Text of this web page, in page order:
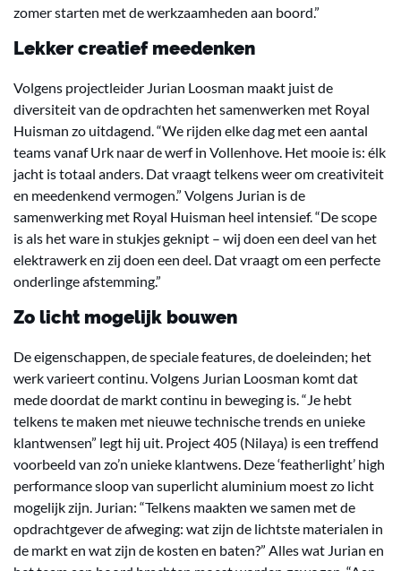
zomer starten met de werkzaamheden aan boord.”
Lekker creatief meedenken
Volgens projectleider Jurian Loosman maakt juist de
diversiteit van de opdrachten het samenwerken met Royal
Huisman zo uitdagend. “We rijden elke dag met een aantal
teams vanaf Urk naar de werf in Vollenhove. Het mooie is: élk
jacht is totaal anders. Dat vraagt telkens weer om creativiteit
en meedenkend vermogen.” Volgens Jurian is de
samenwerking met Royal Huisman heel intensief. “De scope
is als het ware in stukjes geknipt – wij doen een deel van het
elektrawerk en zij doen een deel. Dat vraagt om een perfecte
onderlinge afstemming.”
Zo licht mogelijk bouwen
De eigenschappen, de speciale features, de doeleinden; het
werk varieert continu. Volgens Jurian Loosman komt dat
mede doordat de markt continu in beweging is. “Je hebt
telkens te maken met nieuwe technische trends en unieke
klantwensen” legt hij uit. Project 405 (Nilaya) is een treffend
voorbeeld van zo’n unieke klantwens. Deze ‘featherlight’ high
performance sloop van superlicht aluminium moest zo licht
mogelijk zijn. Jurian: “Telkens maakten we samen met de
opdrachtgever de afweging: wat zijn de lichtste materialen in
de markt en wat zijn de kosten en baten?” Alles wat Jurian en